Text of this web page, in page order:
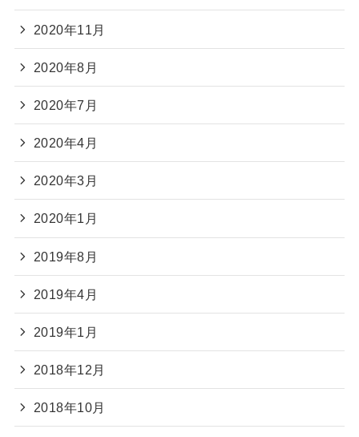
2020年11月
2020年8月
2020年7月
2020年4月
2020年3月
2020年1月
2019年8月
2019年4月
2019年1月
2018年12月
2018年10月